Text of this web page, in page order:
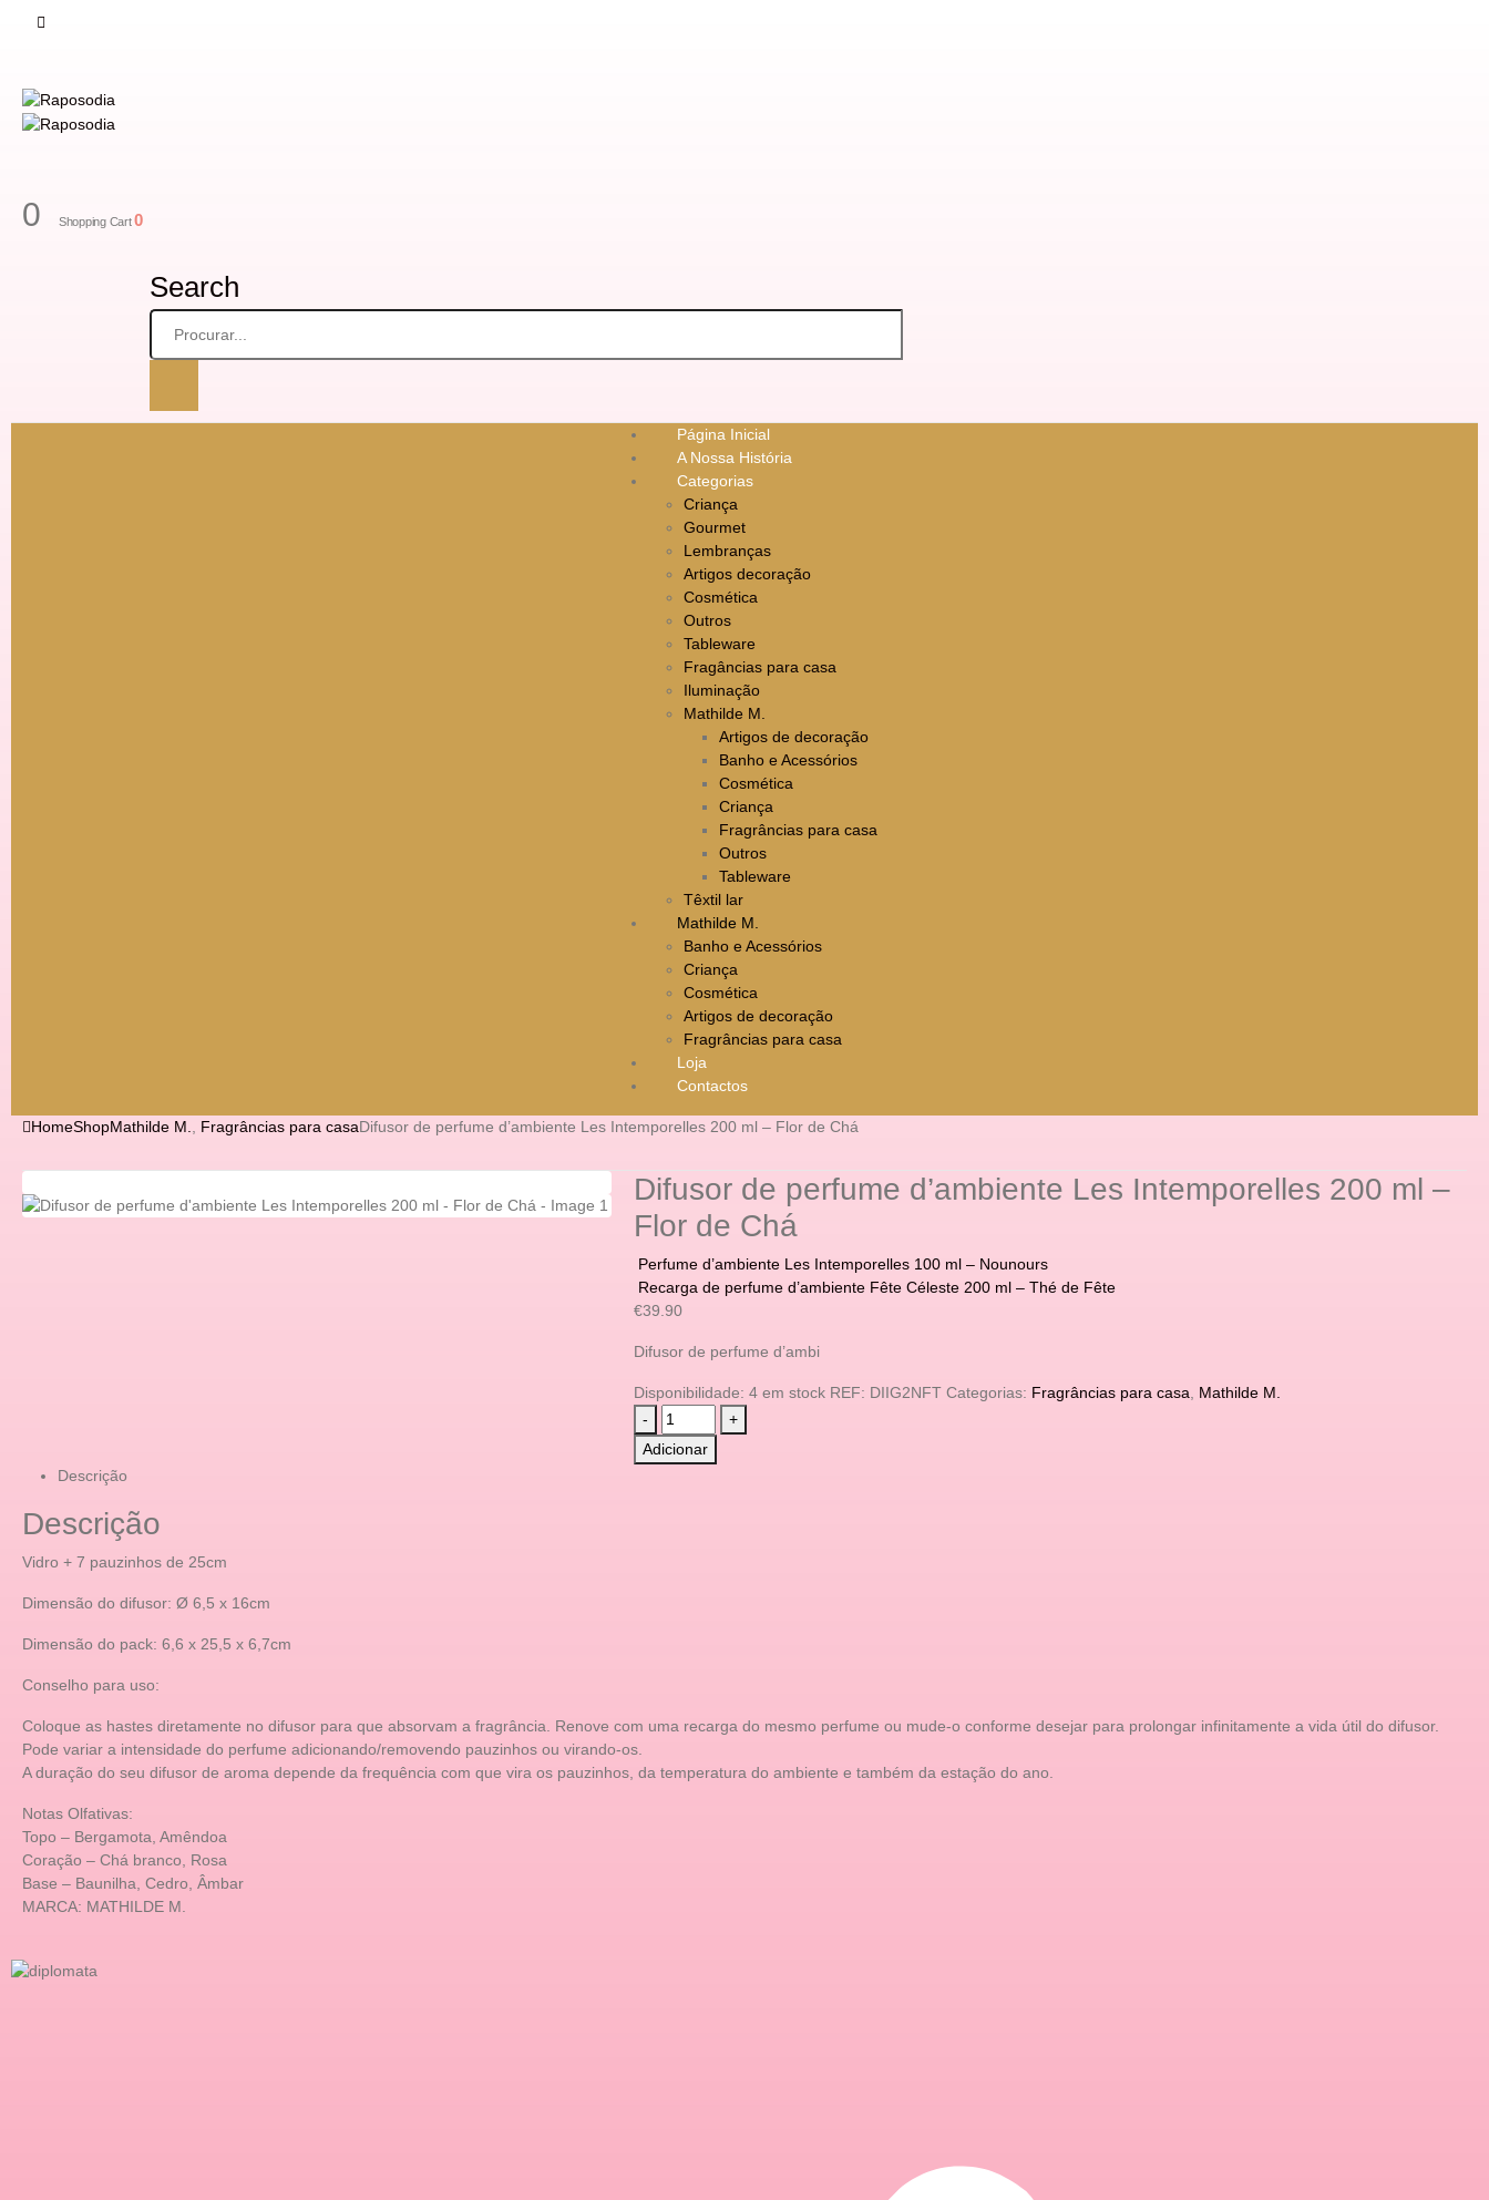
0 Shopping Cart0
Search
Página Inicial
A Nossa História
Categorias
Criança
Gourmet
Lembranças
Artigos decoração
Cosmética
Outros
Tableware
Fragâncias para casa
Iluminação
Mathilde M.
Artigos de decoração
Banho e Acessórios
Cosmética
Criança
Fragrâncias para casa
Outros
Tableware
Têxtil lar
Mathilde M.
Banho e Acessórios
Criança
Cosmética
Artigos de decoração
Fragrâncias para casa
Loja
Contactos
HomeShopMathilde M. Fragrâncias para casaDifusor de perfume d’ambiente Les Intemporelles 200 ml – Flor de Chá
Difusor de perfume d’ambiente Les Intemporelles 200 ml –
Flor de Chá
Perfume d’ambiente Les Intemporelles 100 ml – Nounours
Recarga de perfume d’ambiente Fête Céleste 200 ml – Thé de Fête
€39.90
Difusor de perfume d’ambi
Disponibilidade: 4 em stock REF: DIIG2NFT Categorias: Fragrâncias para casa
Mathilde M.
-
+
Adicionar
Descrição
Descrição
Vidro + 7 pauzinhos de 25cm
Dimensão do difusor: Ø 6,5 x 16cm
Dimensão do pack: 6,6 x 25,5 x 6,7cm
Conselho para uso:
Coloque as hastes diretamente no difusor para que absorvam a fragrância. Renove com uma recarga do mesmo perfume ou mude-o conforme desejar para prolongar infinitamente a vida útil do difusor.
Pode variar a intensidade do perfume adicionando/removendo pauzinhos ou virando-os.
A duração do seu difusor de aroma depende da frequência com que vira os pauzinhos, da temperatura do ambiente e também da estação do ano.
Notas Olfativas:
Topo – Bergamota, Amêndoa
Coração – Chá branco, Rosa
Base – Baunilha, Cedro, Âmbar
MARCA: MATHILDE M.